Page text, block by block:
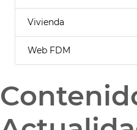
Vivienda
Web FDM